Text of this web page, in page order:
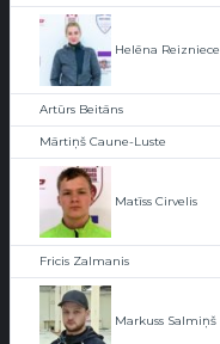
Helēna Reizniece
Artūrs Beitāns
Mārtiņš Caune-Luste
Matīss Cirvelis
Fricis Zalmanis
Markuss Salmiņš